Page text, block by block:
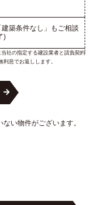
築条件なし」もご相談
)
社の指定する建設業者と請負契約
息でお返しします。
い物件がございます。